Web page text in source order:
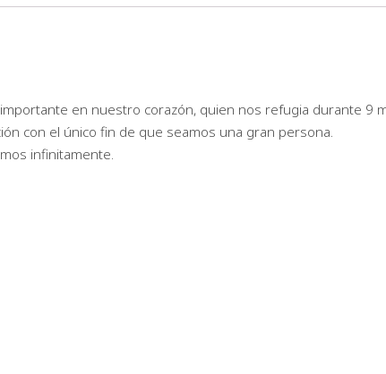
importante en nuestro corazón, quien nos refugia durante 9
con el único fin de que seamos una gran persona.
infinitamente.